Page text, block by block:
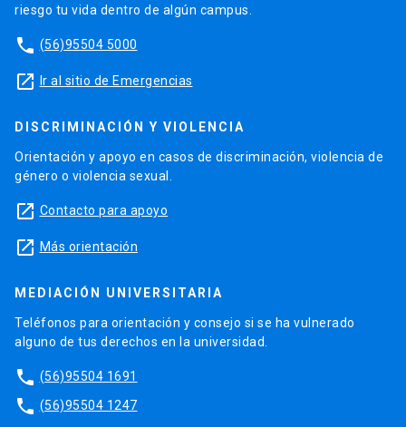
riesgo tu vida dentro de algún campus.
phone (56)95504 5000
launch Ir al sitio de Emergencias
DISCRIMINACIÓN Y VIOLENCIA
Orientación y apoyo en casos de discriminación, violencia de
género o violencia sexual.
launch Contacto para apoyo
launch Más orientación
MEDIACIÓN UNIVERSITARIA
Teléfonos para orientación y consejo si se ha vulnerado
alguno de tus derechos en la universidad.
phone (56)95504 1691
phone (56)95504 1247